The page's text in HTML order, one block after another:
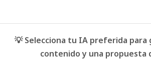
💡 Selecciona tu IA preferida
contenido y una propuesta